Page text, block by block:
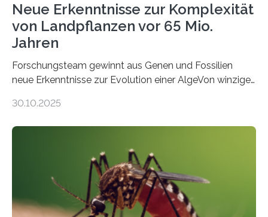
Neue Erkenntnisse zur Komplexität
von Landpflanzen vor 65 Mio.
Jahren
Forschungsteam gewinnt aus Genen und Fossilien
neue Erkenntnisse zur Evolution einer AlgeVon winzigen
Landpflanzen zählen zu den komplexesten
Grünalgen, die vor Hunderten von Millionen Jahren
lebten. Unter den Vorfahren sticht eine Gruppe heraus,
die noch heute in der Natur vorkommt: die
Süßwasseralge Coleochaetophyceae. Einige Arten
dieser Gruppe bilden aus Zellfäden dichte Geflechte
30.10.2025